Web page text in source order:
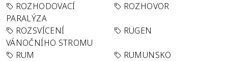
ROZHODOVACÍ
PARALÝZA
ROZHOVOR
ROZSVÍCENÍ
VÁNOČNÍHO STROMU
RÜGEN
RUM
RUMUNSKO